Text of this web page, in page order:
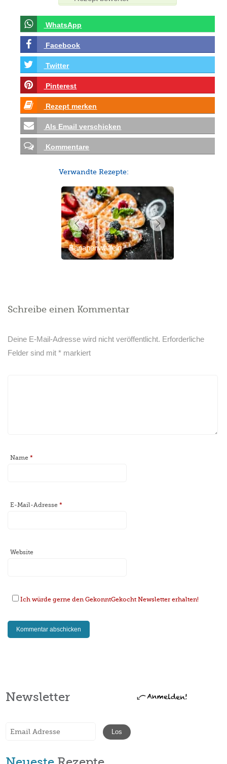
WhatsApp
Facebook
Twitter
Pinterest
Rezept merken
Als Email verschicken
Kommentare
Verwandte Rezepte:
Bananenwaffeln
Schreibe einen Kommentar
Deine E-Mail-Adresse wird nicht veröffentlicht. Erforderliche
Felder sind mit* markiert
Name*
E-Mail-Adresse*
Website
Ich würde gerne den GekonntGekocht Newsletter erhalten!
Newsletter